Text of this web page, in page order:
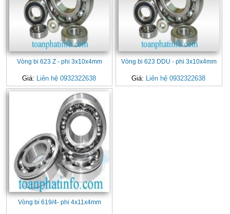
Vòng bi 623 Z - phi 3x10x4mm
Giá: Liên hệ 0932322638
Vòng bi 623 DDU - phi 3x10x4mm
Giá: Liên hệ 0932322638
Vòng bi 619/4- phi 4x11x4mm